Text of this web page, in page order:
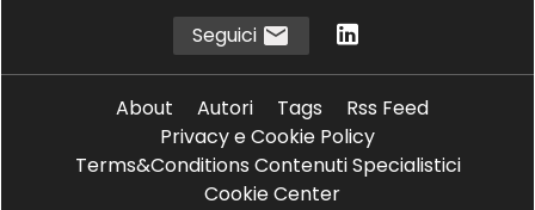
Seguici
About Autori Tags
Rss Feed
Privacy e Cookie Policy
Terms&Conditions Contenuti Specialistici
Cookie Center